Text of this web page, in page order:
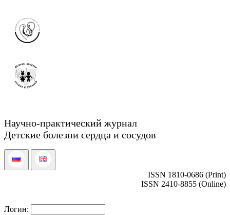
Научно-практический журнал
Детские болезни сердца и сосудов
ISSN 1810-0686 (Print)
ISSN 2410-8855 (Online)
Логин: